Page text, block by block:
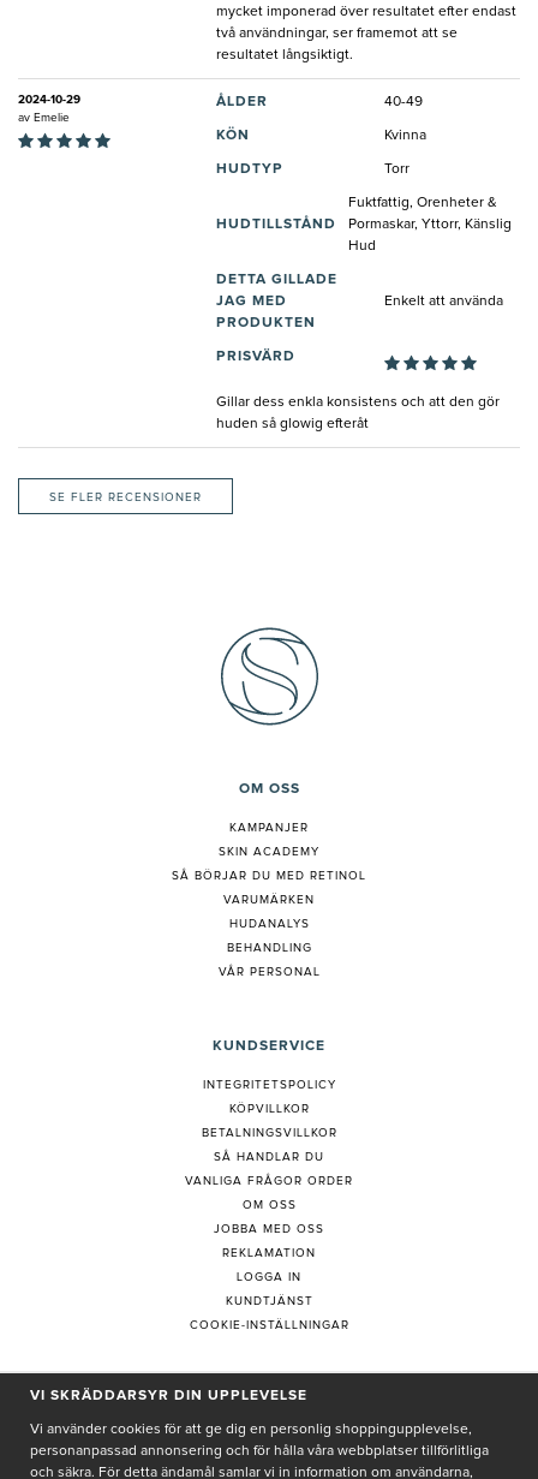
mycket imponerad över resultatet efter endast
två användningar, ser framemot att se
resultatet långsiktigt.
2024-10-29
av Emelie
ÅLDER 40-49
KÖN Kvinna
HUDTYP Torr
HUDTILLSTÅND
Fuktfattig, Orenheter &
Pormaskar, Yttorr, Känslig
Hud
DETTA GILLADE
JAG MED
PRODUKTEN
Enkelt att använda
PRISVÄRD
Gillar dess enkla konsistens och att den gör
huden så glowig efteråt
SE FLER RECENSIONER
OM OSS
KAMPANJER
SKIN ACADEMY
SÅ BÖRJAR DU MED RETINOL
VARUMÄRKEN
HUDANALYS
BEHANDLING
VÅR PERSONAL
KUNDSERVICE
INTEGRITETSPOLICY
KÖPVILLKOR
BETALNINGSVILLKOR
SÅ HANDLAR DU
VANLIGA FRÅGOR ORDER
OM OSS
JOBBA MED OSS
REKLAMATION
LOGGA IN
KUNDTJÄNST
COOKIE-INSTÄLLNINGAR
PRENUMERERA PÅ NYHETSBREV
VI SKRÄDDARSYR DIN UPPLEVELSE
Vi använder cookies för att ge dig en personlig shoppingupplevelse,
personanpassad annonsering och för hålla våra webbplatser tillförlitliga
och säkra. För detta ändamål samlar vi in information om användarna,